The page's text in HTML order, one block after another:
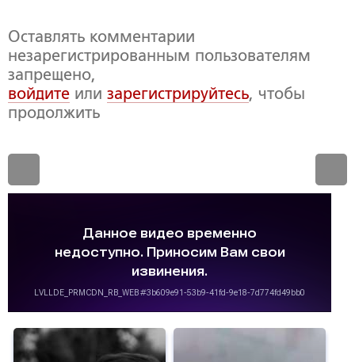
Оставлять комментарии
незарегистрированным пользователям
запрещено,
войдите или зарегистрируйтесь, чтобы
продолжить